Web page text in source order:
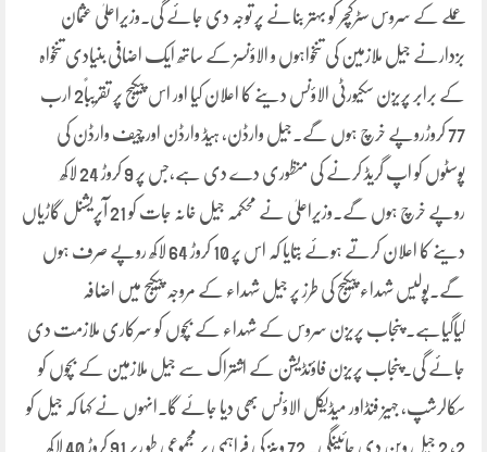
عملے کے سروس سٹرکچر کو بہتر بنانے پر توجہ دی جائے گی۔وزیراعلیٰ عثمان
بزدارنے جیل ملازمین کی تنخواہوں و الاؤنسز کے ساتھ ایک اضافی بنیادی تنخواہ
کے برابر پریزن سکیورٹی الاؤنس دینے کا اعلان کیا اور اس پیکیج پر تقریباً2 ارب
77 کروڑروپے خرچ ہوں گے۔جیل وارڈن، ہیڈ وارڈن اور چیف وارڈن کی
پوسٹوں کو اپ گریڈ کرنے کی منظوری دے دی ہے،جس پر 9 کروڑ 24 لاکھ
روپے خرچ ہوں گے۔وزیراعلیٰ نے محکمہ جیل خانہ جات کو 21 آپریشنل گاڑیاں
دینے کا اعلان کرتے ہوئے بتایا کہ اس پر 10 کروڑ 64 لاکھ روپے صرف ہوں
گے۔پولیس شہداء پیکیج کی طرز پر جیل شہداء کے مروجہ پیکیج میں اضافہ
کیاگیاہے۔ پنجاب پریزن سروس کے شہداء کے بچوں کو سرکاری ملازمت دی
جائے گی۔پنجاب پریزن فاؤنڈیشن کے اشتراک سے جیل ملازمین کے بچوں کو
سکالرشپ، جہیز فنڈاور میڈیکل الاؤنس بھی دیا جائے گا۔انہوں نے کہا کہ جیل کو
2، 2 جیل وین دی جائینگی۔ 72 وینز کی فراہمی پر مجموعی طو رپر 91 کروڑ 40 لاکھ